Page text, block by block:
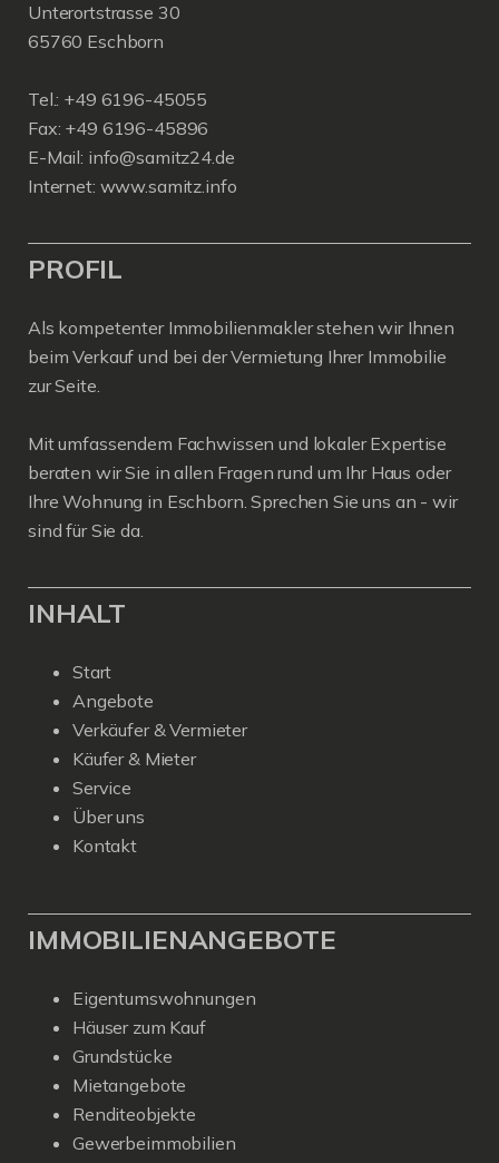
Unterortstrasse 30
65760 Eschborn
Tel.: +49 6196-45055
Fax: +49 6196-45896
E-Mail: info@samitz24.de
Internet: www.samitz.info
PROFIL
Als kompetenter Immobilienmakler stehen wir Ihnen
beim Verkauf und bei der Vermietung Ihrer Immobilie
zur Seite.
Mit umfassendem Fachwissen und lokaler Expertise
beraten wir Sie in allen Fragen rund um Ihr Haus oder
Ihre Wohnung in Eschborn. Sprechen Sie uns an - wir
sind für Sie da.
INHALT
Start
Angebote
Verkäufer & Vermieter
Käufer & Mieter
Service
Über uns
Kontakt
IMMOBILIENANGEBOTE
Eigentumswohnungen
Häuser zum Kauf
Grundstücke
Mietangebote
Renditeobjekte
Gewerbeimmobilien